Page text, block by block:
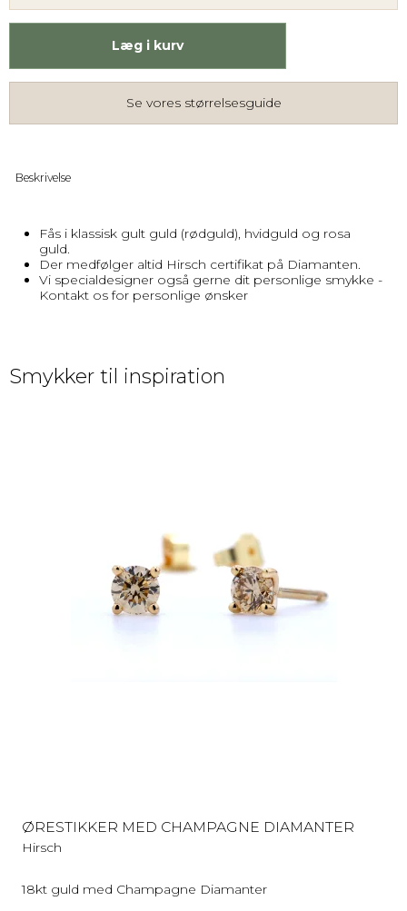
Læg i kurv
Se vores størrelsesguide
Beskrivelse
Fås i klassisk gult guld (rødguld), hvidguld og rosa
guld.
Der medfølger altid Hirsch certifikat på Diamanten.
Vi specialdesigner også gerne dit personlige smykke -
Kontakt os for personlige ønsker
Smykker til inspiration
ØRESTIKKER MED CHAMPAGNE DIAMANTER
Hirsch
18kt guld med Champagne Diamanter